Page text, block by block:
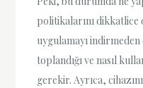
politikalarını
uygulamayı
toplandığı ve nasıl
gerekir. Ayrıca,